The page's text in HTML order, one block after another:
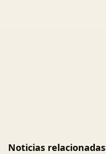
Noticias relacionadas